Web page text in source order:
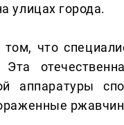
улицах города.
что
Эта
аппаратуры